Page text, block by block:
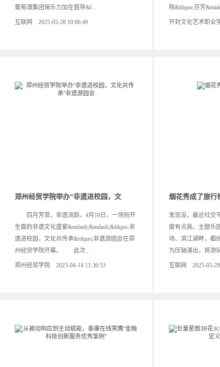
葡萄酒集团保乐力加在倡导&l...
互联网 2025-05-28 10:06:49
院&ldquo;芬芳
开封文化艺术职业
郑州经贸学院举办“非遗进校园，文
四月芳菲，非遗流韵，4月10日，一场别开
生面的非遗文化盛宴&mdash;&mdash;&ldquo;非
遗进校园，文化共传承&rdquo;非遗游园会在郑
州经贸学院开幕。 此次...
郑州经贸学院 2025-04-14 11:36:53
烟花秀成了旅行
发现没，最近社交
度有点高。主题乐
场、滨江湖畔，都
为压轴演出，将游
互联网 2025-03-29